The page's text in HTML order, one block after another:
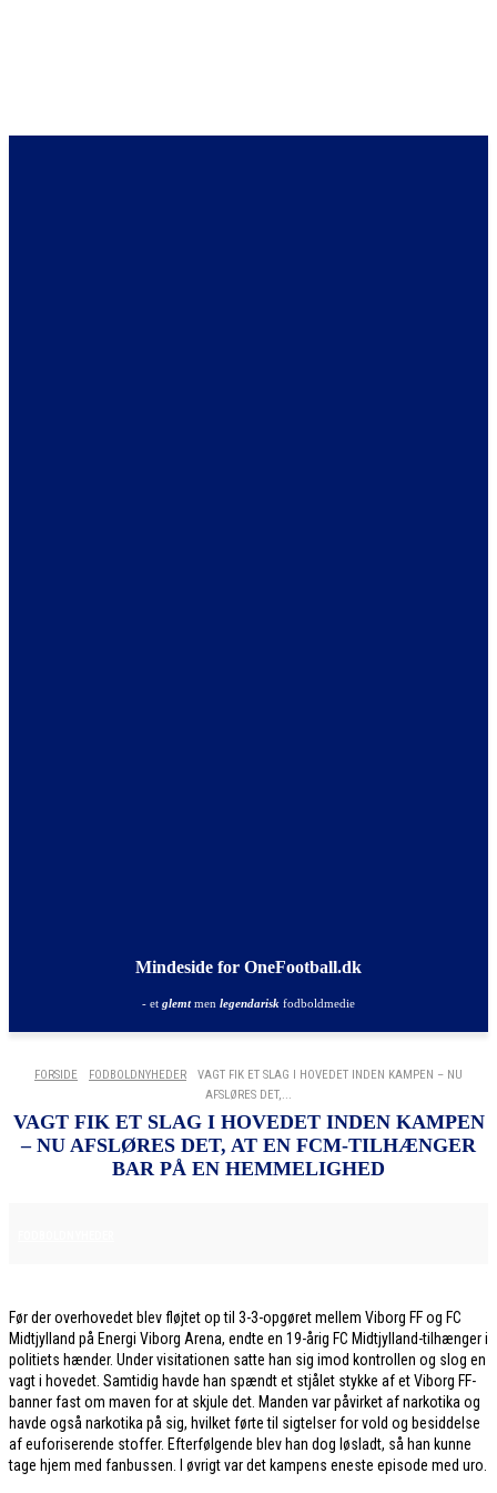
Mindeside for OneFootball.dk
- et glemtmen legendarisk fodboldmedie
FORSIDE FODBOLDNYHEDER
VAGT FIK ET SLAG I HOVEDET INDEN KAMPEN – NU
AFSLØRES DET,...
VAGT FIK ET SLAG I HOVEDET INDEN KAMPEN
– NU AFSLØRES DET, AT EN FCM-TILHÆNGER
BAR PÅ EN HEMMELIGHED
Før der overhovedet blev fløjtet op til 3-3-opgøret mellem Viborg FF og FC
Midtjylland på Energi Viborg Arena, endte en 19-årig FC Midtjylland-tilhænger i
politiets hænder. Under visitationen satte han sig imod kontrollen og slog en
vagt i hovedet. Samtidig havde han spændt et stjålet stykke af et Viborg FF-
banner fast om maven for at skjule det. Manden var påvirket af narkotika og
havde også narkotika på sig, hvilket førte til sigtelser for vold og besiddelse
af euforiserende stoffer. Efterfølgende blev han dog løsladt, så han kunne
tage hjem med fanbussen. I øvrigt var det kampens eneste episode med uro.